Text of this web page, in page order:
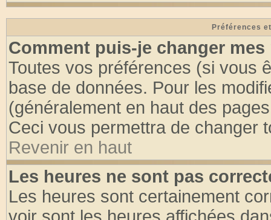
Préférences
Comment puis-je changer mes
Toutes vos préférences (si vous
base de données. Pour les
(généralement en haut des
Ceci vous permettra de changer
Revenir en haut
Les heures ne sont pas
Les heures sont certainement